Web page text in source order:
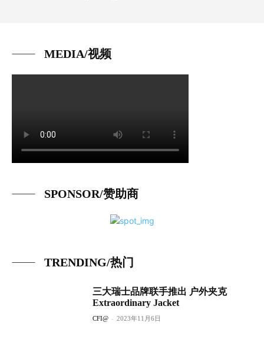
MEDIA/视频
SPONSOR/赞助商
TRENDING/热门
三大瑞士品牌联手推出 户外夹克
Extraordinary Jacket
CFI@ - 2023年11月6日